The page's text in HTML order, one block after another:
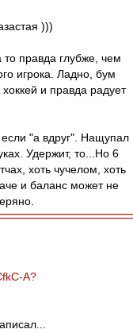
)))
правда глубже, чем
игрока. Ладно, бум
и правда радует
если "а вдруг". Нащупал
Удержит, то...Но 6
хоть чучелом, хоть
и баланс может не
A?